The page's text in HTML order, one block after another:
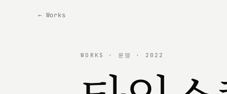
← Works
WORKS · 운영 · 2022